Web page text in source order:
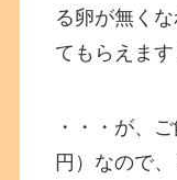
る卵が無く
てもらえます
・・・が、
円）なので